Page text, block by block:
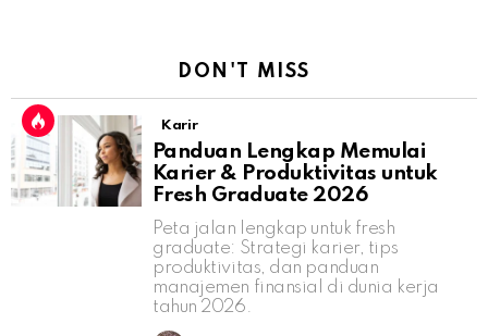
DON'T MISS
Karir
Panduan Lengkap Memulai
Karier & Produktivitas untuk
Fresh Graduate 2026
Peta jalan lengkap untuk fresh
graduate: Strategi karier, tips
produktivitas, dan panduan
manajemen finansial di dunia kerja
tahun 2026.